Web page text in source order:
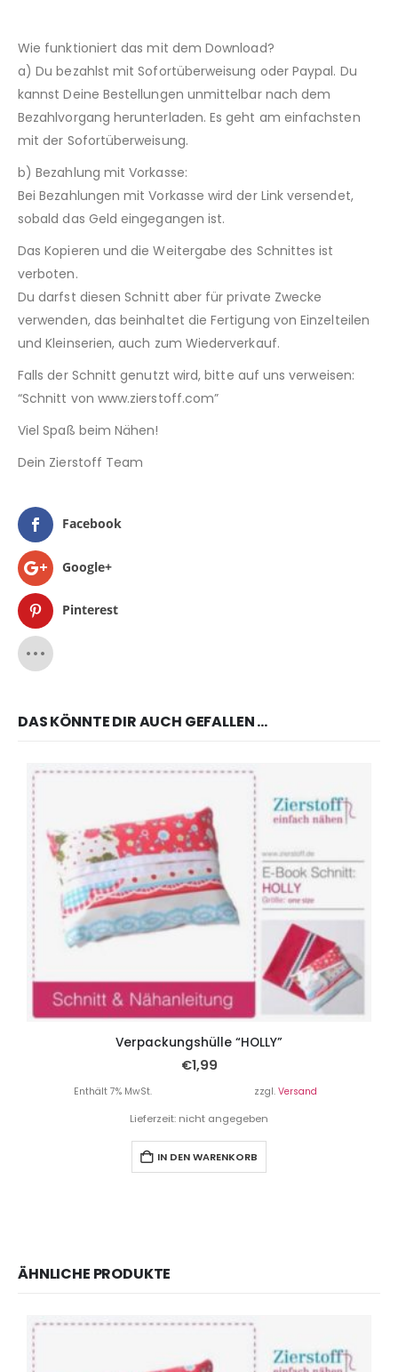
Wie funktioniert das mit dem Download?
a) Du bezahlst mit Sofortüberweisung oder Paypal. Du
kannst Deine Bestellungen unmittelbar nach dem
Bezahlvorgang herunterladen. Es geht am einfachsten
mit der Sofortüberweisung.
b) Bezahlung mit Vorkasse:
Bei Bezahlungen mit Vorkasse wird der Link versendet,
sobald das Geld eingegangen ist.
Das Kopieren und die Weitergabe des Schnittes ist
verboten.
Du darfst diesen Schnitt aber für private Zwecke
verwenden, das beinhaltet die Fertigung von Einzelteilen
und Kleinserien, auch zum Wiederverkauf.
Falls der Schnitt genutzt wird, bitte auf uns verweisen:
“Schnitt von www.zierstoff.com”
Viel Spaß beim Nähen!
Dein Zierstoff Team
Facebook
Google+
Pinterest
DAS KÖNNTE DIR AUCH GEFALLEN …
Verpackungshülle “HOLLY”
€1,99
Enthält 7% MwSt. zzgl. Versand
Lieferzeit: nicht angegeben
IN DEN WARENKORB
ÄHNLICHE PRODUKTE